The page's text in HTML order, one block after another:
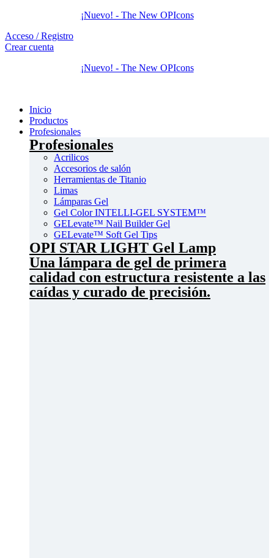
¡Nuevo! - The New OPIcons
Acceso / Registro
Crear cuenta
¡Nuevo! - The New OPIcons
Inicio
Productos
Profesionales
Profesionales
Acrilicos
Accesorios de salón
Herramientas de Titanio
Limas
Lámparas Gel
Gel Color INTELLI-GEL SYSTEM™
GELevate™ Nail Builder Gel
GELevate™ Soft Gel Tips
OPI STAR LIGHT Gel Lamp
Una lámpara de gel de primera
calidad con estructura resistente a las
caídas y curado de precisión.